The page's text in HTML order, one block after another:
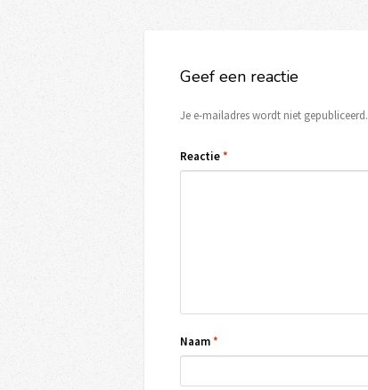
Geef een reactie
Je e-mailadres wordt niet gepubliceerd.
Reactie*
Naam*